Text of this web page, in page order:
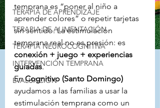
TERAPIA DE APRENDIZAJE
TERAPIA DE ALIMENTACIÓN
TERAPIA NEUROCOGNITIVA
INTERVENCIÓN TEMPRANA
EVALUACIÓN
temprana es “poner al niño a
aprender colores” o repetir tarjetas
sin sentido. La estimulación
temprana real no es presión: es
conexión + juego + experiencias
guiadas.
En Cognitivo (Santo Domingo)
ayudamos a las familias a usar la
estimulación temprana como un